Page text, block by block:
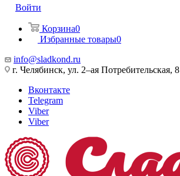
Войти
Корзина0
Избранные товары0
info@sladkond.ru
г. Челябинск, ул. 2–ая Потребительская, 8
Вконтакте
Telegram
Viber
Viber